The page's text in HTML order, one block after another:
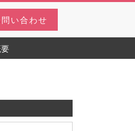
問い合わせ